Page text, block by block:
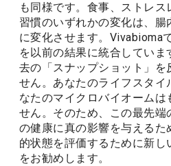
も同様です。食事、ストレ
習慣のいずれかの変化は、腸
に変化させます。Vivabioma
を以前の結果に統合していま
去の「スナップショット」を
せん。あなたのライフスタイ
なたのマイクロバイオームは
せん。そのため、この最先端
の健康に真の影響を与えるた
的状態を評価するために新し
をお勧めします。